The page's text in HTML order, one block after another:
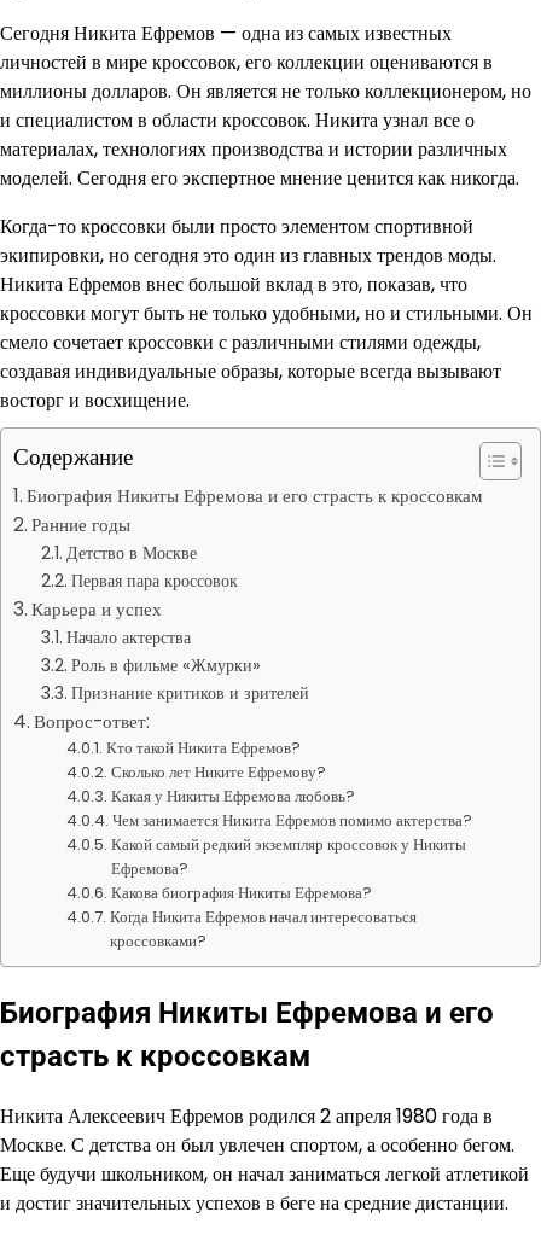
Сегодня Никита Ефремов — одна из самых известных
личностей в мире кроссовок, его коллекции оцениваются в
миллионы долларов. Он является не только коллекционером, но
и специалистом в области кроссовок. Никита узнал все о
материалах, технологиях производства и истории различных
моделей. Сегодня его экспертное мнение ценится как никогда.
Когда-то кроссовки были просто элементом спортивной
экипировки, но сегодня это один из главных трендов моды.
Никита Ефремов внес большой вклад в это, показав, что
кроссовки могут быть не только удобными, но и стильными. Он
смело сочетает кроссовки с различными стилями одежды,
создавая индивидуальные образы, которые всегда вызывают
восторг и восхищение.
Содержание
Биография Никиты Ефремова и его страсть к кроссовкам
Ранние годы
Детство в Москве
Первая пара кроссовок
Карьера и успех
Начало актерства
Роль в фильме «Жмурки»
Признание критиков и зрителей
Вопрос-ответ:
Кто такой Никита Ефремов?
Сколько лет Никите Ефремову?
Какая у Никиты Ефремова любовь?
Чем занимается Никита Ефремов помимо актерства?
Какой самый редкий экземпляр кроссовок у Никиты
Ефремова?
Какова биография Никиты Ефремова?
Когда Никита Ефремов начал интересоваться
кроссовками?
Биография Никиты Ефремова и его
страсть к кроссовкам
Никита Алексеевич Ефремов родился 2 апреля 1980 года в
Москве. С детства он был увлечен спортом, а особенно бегом.
Еще будучи школьником, он начал заниматься легкой атлетикой
и достиг значительных успехов в беге на средние дистанции.